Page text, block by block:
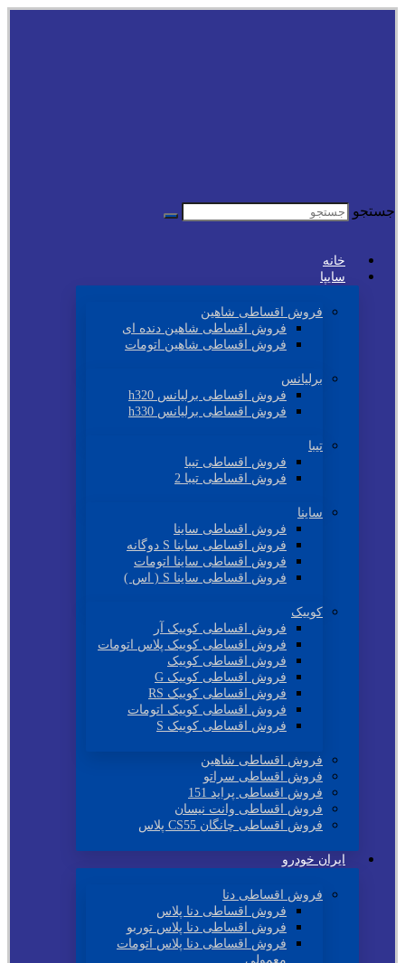
جستجو
خانه
سایپا
فروش اقساطی شاهین
فروش اقساطی شاهین دنده ای
فروش اقساطی شاهین اتومات
برلیانس
فروش اقساطی برلیانس h320
فروش اقساطی برلیانس h330
تیبا
فروش اقساطی تیبا
فروش اقساطی تیبا 2
ساینا
فروش اقساطی ساینا
فروش اقساطی ساینا S دوگانه
فروش اقساطی ساینا اتومات
فروش اقساطی ساینا S ( اس )
کوییک
فروش اقساطی کوییک آر
فروش اقساطی کوییک پلاس اتومات
فروش اقساطی کوییک
فروش اقساطی کوییک G
فروش اقساطی کوییک RS
فروش اقساطی کوییک اتومات
فروش اقساطی کوییک S
فروش اقساطی شاهین
فروش اقساطی سراتو
فروش اقساطی پراید 151
فروش اقساطی وانت نیسان
فروش اقساطی چانگان CS55 پلاس
ایران خودرو
فروش اقساطی دنا
فروش اقساطی دنا پلاس
فروش اقساطی دنا پلاس توربو
فروش اقساطی دنا پلاس اتومات
معمولی